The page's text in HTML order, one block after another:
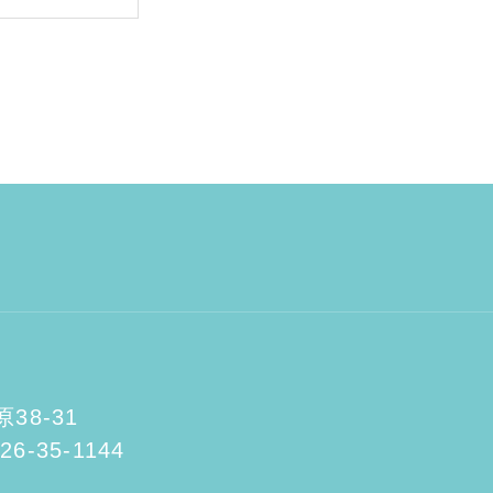
38-31
35-1144